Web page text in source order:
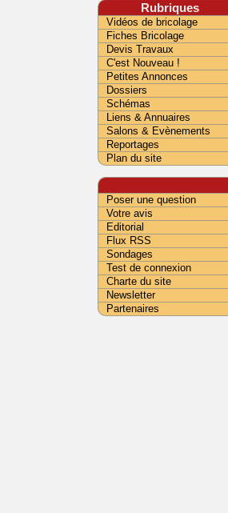
Rubriques
Vidéos de bricolage
Fiches Bricolage
Devis Travaux
C'est Nouveau !
Petites Annonces
Dossiers
Schémas
Liens & Annuaires
Salons & Evènements
Reportages
Plan du site
Poser une question
Votre avis
Editorial
Flux RSS
Sondages
Test de connexion
Charte du site
Newsletter
Partenaires